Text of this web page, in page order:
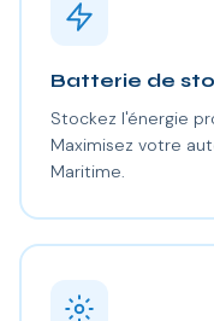
Batterie de
Stockez l'énergie
Maximisez votre
Maritime.